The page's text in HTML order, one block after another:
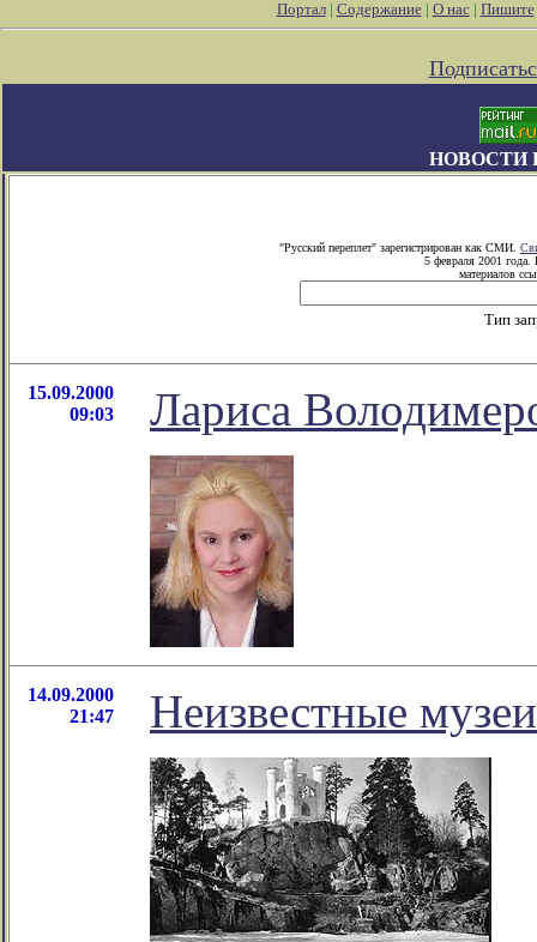
Портал| Содержание| О нас| Пишите
НОВОСТИ
"Русский переплет" зарегистрирован как СМИ.
5 февраля 2001 года.
материалов
Тип
15.09.2000
09:03
Лариса
14.09.2000
21:47
Неизвестные